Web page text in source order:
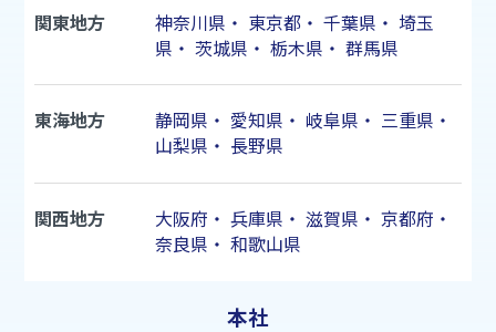
関東地方 神奈川県 ・ 東京都・ 千葉県 ・ 埼玉
県 ・ 茨城県 ・ 栃木県 ・ 群馬県
東海地方 静岡県 ・ 愛知県 ・ 岐阜県 ・ 三重県 ・
山梨県 ・ 長野県
関西地方 大阪府 ・ 兵庫県 ・ 滋賀県 ・ 京都府 ・
奈良県 ・ 和歌山県
本社